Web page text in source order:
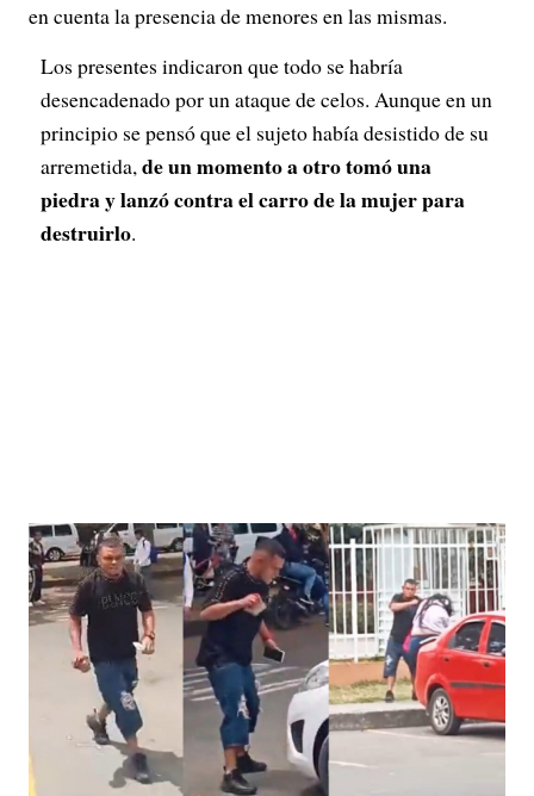
en cuenta la presencia de menores en las mismas.
Los presentes indicaron que todo se habría
desencadenado por un ataque de celos. Aunque en un
principio se pensó que el sujeto había desistido de su
arremetida,de un momento a otro tomó una
piedra y lanzó contra el carro de la mujer para
destruirlo.